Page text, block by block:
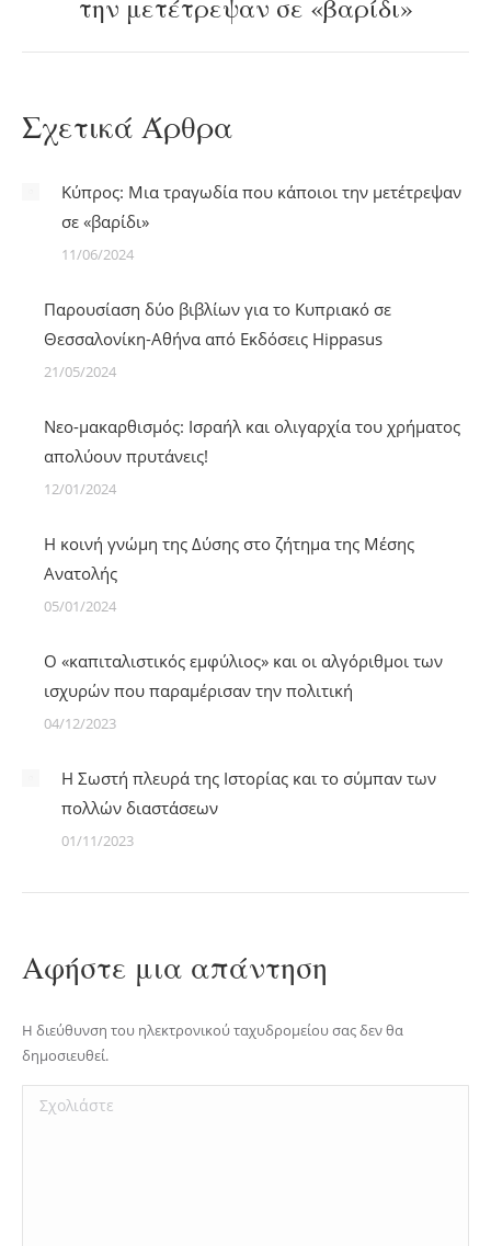
post:
την μετέτρεψαν σε «βαρίδι»
Σχετικά Άρθρα
Κύπρος: Μια τραγωδία που κάποιοι την μετέτρεψαν
σε «βαρίδι»
11/06/2024
Παρουσίαση δύο βιβλίων για το Κυπριακό σε
Θεσσαλονίκη-Αθήνα από Εκδόσεις Hippasus
21/05/2024
Νεο-μακαρθισμός: Ισραήλ και ολιγαρχία του χρήματος
απολύουν πρυτάνεις!
12/01/2024
Η κοινή γνώμη της Δύσης στο ζήτημα της Μέσης
Ανατολής
05/01/2024
O «καπιταλιστικός εμφύλιος» και οι αλγόριθμοι των
ισχυρών που παραμέρισαν την πολιτική
04/12/2023
Η Σωστή πλευρά της Ιστορίας και το σύμπαν των
πολλών διαστάσεων
01/11/2023
Αφήστε μια απάντηση
Η διεύθυνση του ηλεκτρονικού ταχυδρομείου σας δεν θα
δημοσιευθεί.
Σχολιάστε